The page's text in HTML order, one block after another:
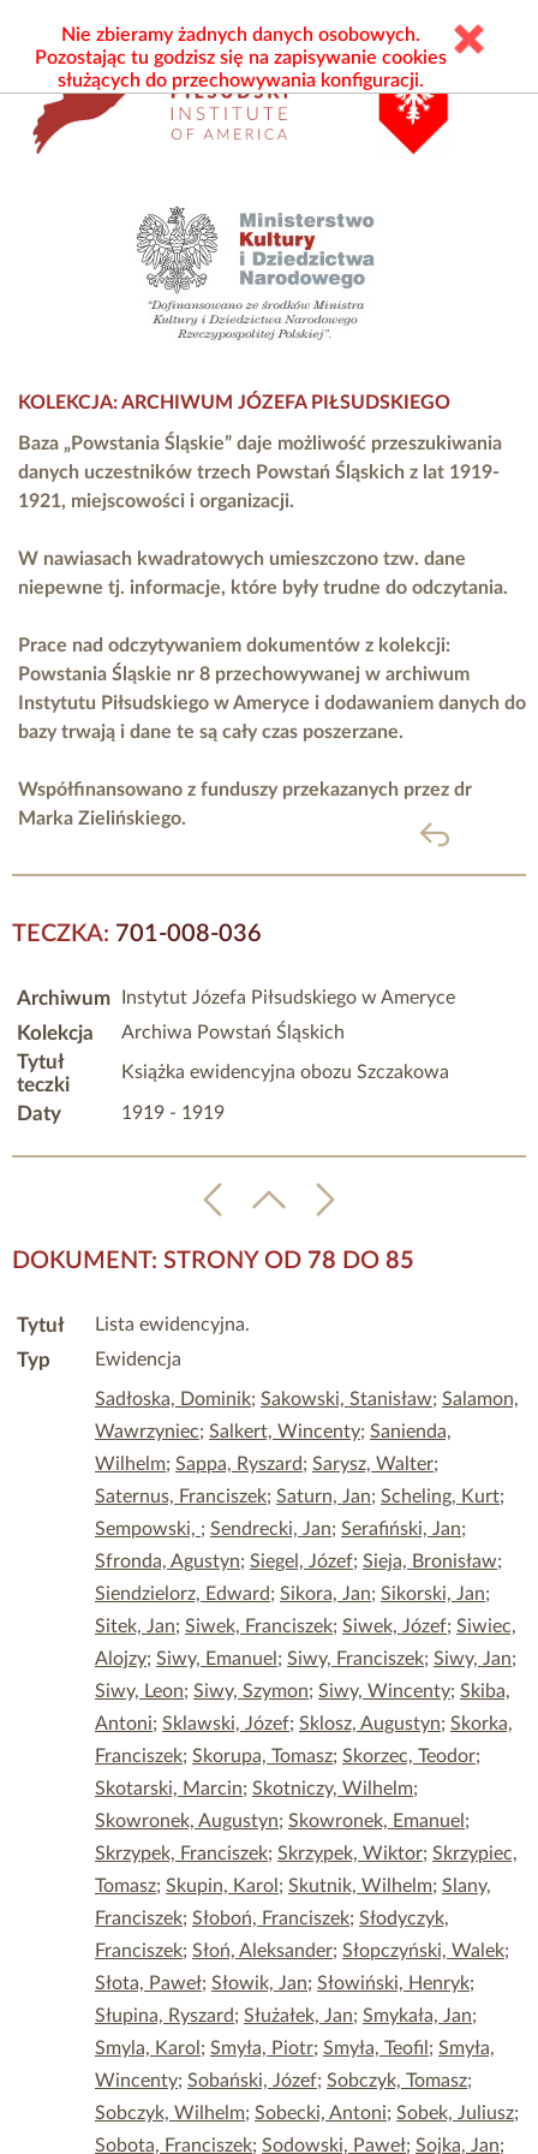
KOLEKCJA: ARCHIWUM JÓZEFA PIŁSUDSKIEGO
Baza „Powstania Śląskie” daje możliwość przeszukiwania
danych uczestników trzech Powstań Śląskich z lat 1919-
1921, miejscowości i organizacji.
W nawiasach kwadratowych umieszczono tzw. dane
niepewne tj. informacje, które były trudne do odczytania.
Prace nad odczytywaniem dokumentów z kolekcji:
Powstania Śląskie nr 8 przechowywanej w archiwum
Instytutu Piłsudskiego w Ameryce i dodawaniem danych do
bazy trwają i dane te są cały czas poszerzane.
Współfinansowano z funduszy przekazanych przez dr
Marka Zielińskiego.
powrót
TECZKA: 701-008-036
Archiwum Instytut Józefa Piłsudskiego w Ameryce
Kolekcja Archiwa Powstań Śląskich
Tytuł
teczki
Książka ewidencyjna obozu Szczakowa
Daty 1919 - 1919
DOKUMENT: STRONY OD 78 DO 85
Tytuł Lista ewidencyjna.
Typ Ewidencja
Sadłoska, Dominik; Sakowski, Stanisław; Salamon,
Wawrzyniec; Salkert, Wincenty; Sanienda,
Wilhelm; Sappa, Ryszard; Sarysz, Walter;
Saternus, Franciszek; Saturn, Jan; Scheling, Kurt;
Sempowski, ; Sendrecki, Jan; Serafiński, Jan;
Sfronda, Agustyn; Siegel, Józef; Sieja, Bronisław;
Siendzielorz, Edward; Sikora, Jan; Sikorski, Jan;
Sitek, Jan; Siwek, Franciszek; Siwek, Józef; Siwiec,
Alojzy; Siwy, Emanuel ; Siwy, Franciszek; Siwy, Jan;
Siwy, Leon; Siwy, Szymon; Siwy, Wincenty; Skiba,
Antoni; Sklawski, Józef; Sklosz, Augustyn; Skorka,
Franciszek; Skorupa, Tomasz; Skorzec, Teodor;
Skotarski, Marcin; Skotniczy, Wilhelm;
Skowronek, Augustyn; Skowronek, Emanuel ;
Skrzypek, Franciszek; Skrzypek, Wiktor; Skrzypiec,
Tomasz; Skupin, Karol ; Skutnik, Wilhelm; Slany,
Franciszek; Słoboń, Franciszek; Słodyczyk,
Franciszek; Słoń, Aleksander; Słopczyński, Walek;
Słota, Paweł; Słowik, Jan; Słowiński, Henryk;
Słupina, Ryszard; Służałek, Jan; Smykała, Jan;
Smyla, Karol ; Smyła, Piotr; Smyła, Teofil ; Smyła,
Wincenty; Sobański, Józef; Sobczyk, Tomasz;
Sobczyk, Wilhelm; Sobecki, Antoni; Sobek, Juliusz;
Sobota, Franciszek; Sodowski, Paweł; Sojka, Jan;
Nie zbieramy żadnych danych osobowych.
Pozostając tu godzisz się na zapisywanie cookies
służących do przechowywania konfiguracji.